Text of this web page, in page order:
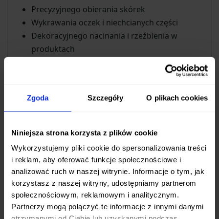
Zgoda Szczegóły O plikach cookies
Niniejsza strona korzysta z plików cookie
Wykorzystujemy pliki cookie do spersonalizowania treści
i reklam, aby oferować funkcje społecznościowe i
analizować ruch w naszej witrynie. Informacje o tym, jak
korzystasz z naszej witryny, udostępniamy partnerom
społecznościowym, reklamowym i analitycznym.
Partnerzy mogą połączyć te informacje z innymi danymi
Precyzyjnego obierania skórek
Wykrawania oczek i niechcianych części
Dekoracyjnego nacinania i rzeźbienia w
produktach
Szpikowania i przygotowywania mniejszych
Jegocienkie ostrze i zaostrzony czubek
pozwalają na łatwe manewrowanie nawet w
kontrolę nad każdym cięciem.
Doskonałe materiały i wykonanie
Ostrze noża wykonano w technologiiSan Mai, z
rdzeniem z wysokiej jakości staliVG-5, znanej z
doskonałej ostrości i długiego jej utrzymywania.